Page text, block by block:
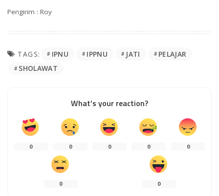
Pengirim : Roy
TAGS: IPNU IPPNU JATI
PELAJAR
SHOLAWAT
What’s your reaction?
0 0 0 0 0
0 0